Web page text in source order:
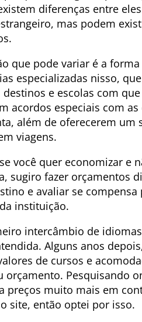
diferenças entre
mas podem
que pode variar é a
especializadas nisso,
e escolas com
acordos especiais com
além de oferecerem
viagens.
você quer economizar e
sugiro fazer orçamentos
e avaliar se
instituição.
intercâmbio de
Alguns anos
de cursos e
orçamento. Pesquisando
preços muito mais em
site, então optei por isso.